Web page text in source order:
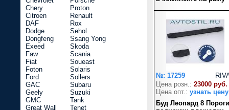
№: 17259
Цена розн.: 23000 руб.
Цена опт.: узнать цену
Буд Леопард 8 Пороги
Chery
Citroen
DAF
Dodge
Dongfeng
Exeed
Faw
Fiat
Foton
Ford
GAC
Geely
GMC
Great Wall
Proton
Renault
Rox
Sehol
Ssang Yong
Skoda
Scania
Soueast
Solaris
Sollers
Subaru
Suzuki
Tank
Tenet